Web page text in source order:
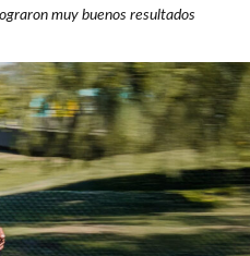
muy buenos resultados